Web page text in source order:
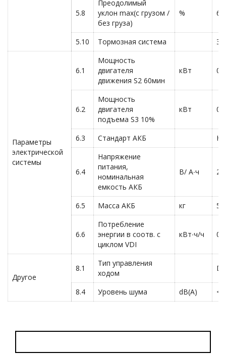
5.8
Преодолимый
уклон max(с грузом /
без груза)
% 6/
5.10 Тормозная система
Параметры
электрической
системы
6.1
Мощность
двигателя
движения S2 60мин
кВт
6.2
Мощность
двигателя
подъема S3 10%
кВт 0,5
6.3 Стандарт АКБ
6.4
Напряжение
питания,
номинальная
емкость АКБ
В/ А∙ч
6.5 Масса АКБ кг 5,8
6.6
Потребление
энергии в соотв. с
циклом VDI
кВт∙ч/ч
Другое
8.1
Тип управления
ходом
8.4 Уровень шума dB(A)